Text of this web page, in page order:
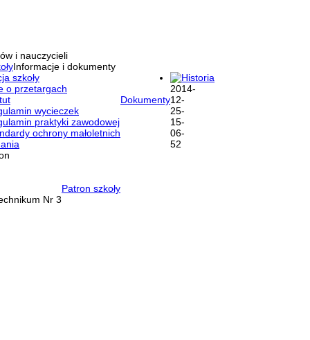
i nauczycieli
Informacje i dokumenty
szkoły
o przetargach
Dokumenty
wycieczek
praktyki zawodowej
ochrony małoletnich
Historia
Patron szkoły
Nr 3